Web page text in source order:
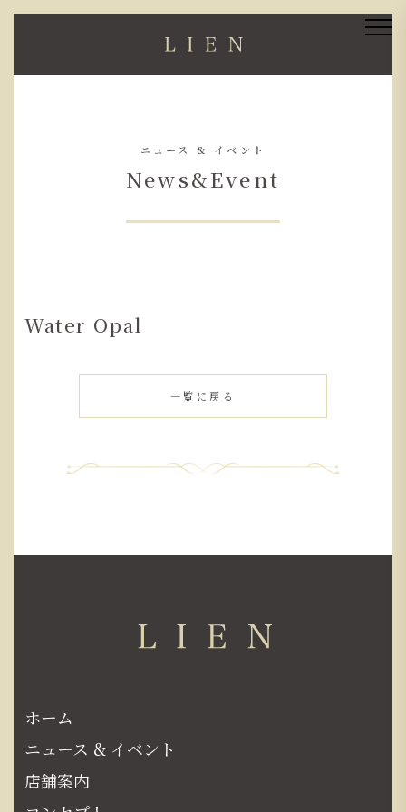
ニュース & イベント
News&Event
Water Opal
一覧に戻る
ホーム
ニュース & イベント
店舗案内